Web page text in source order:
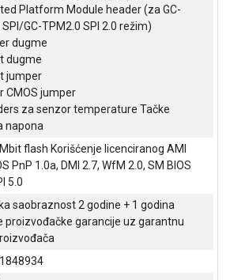
Platform Module header (za GC-
GC-TPM2.0 SPI 2.0 režim)
dugme
dugme
jumper
CMOS jumper
za senzor temperature Tačke
napona
flash Korišćenje licenciranog AMI
PnP 1.0a, DMI 2.7, WfM 2.0, SM BIOS
5.0
saobraznost 2 godine + 1 godina
proizvođačke garancije uz garantnu